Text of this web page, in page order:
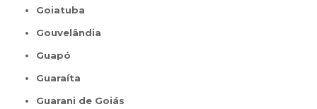
Goiatuba
Gouvelândia
Guapó
Guaraíta
Guarani de Goiás